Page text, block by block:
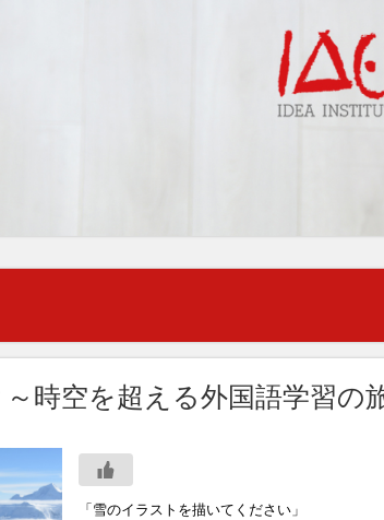
～時空を超える外国語学習の
「雪のイラストを描いてください」